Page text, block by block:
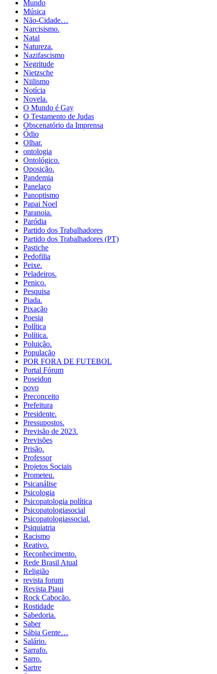
Mundo
Música
Não-Cidade…
Narcisismo.
Natal
Natureza.
Nazifascismo
Negritude
Nietzsche
Niilismo
Notícia
Novela.
O Mundo é Gay
O Testamento de Judas
Obscenatório da Imprensa
Ódio
Olhar.
ontologia
Ontológico.
Oposição.
Pandemia
Panelaço
Panoptismo
Papai Noel
Paranoia.
Paródia
Partido dos Trabalhadores
Partido dos Trabalhadores (PT)
Pastiche
Pedofilia
Peixe.
Peladeiros.
Penico.
Pesquisa
Piada.
Pixação
Poesia
Política
Política.
Poluição.
População
POR FORA DE FUTEBOL
Portal Fórum
Poseidon
povo
Preconceito
Prefeitura
Presidente.
Pressupostos.
Previsão de 2023.
Previsões
Prisão.
Professor
Projetos Sociais
Prometeu.
Psicanálise
Psicologia
Psicopatologia política
Psicopatologiasocial
Psicopatologiassocial.
Psiquiatria
Racismo
Reativo.
Reconhecimento.
Rede Brasil Atual
Religião
revista forum
Revista Piaui
Rock Cabocão.
Rostidade
Sabedoria.
Saber
Sábia Gente…
Salário.
Sarrafo.
Sarro.
Sartre